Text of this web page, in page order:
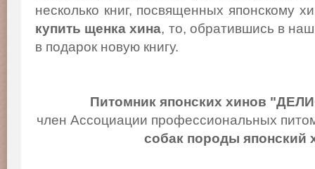
несколько книг, посвященных японскому
купить щенка хина, то, обратившись в
в подарок новую книгу.
Питомник японских хинов
член Ассоциации профессиональных
собак породы японский